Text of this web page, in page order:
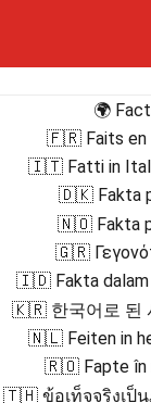
🌍
🇫🇷 Faits en
🇮🇹 Fatti in
🇩🇰 Fakta
🇳🇴 Fakta
🇬🇷
🇮🇩 Fakta dalam
🇰🇷 한국어로 된
🇳🇱 Feiten in
🇷🇴 Fapte în
🇹🇭 ข้อเท็จจริงเป็